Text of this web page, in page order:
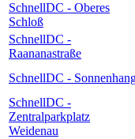
SchnellDC - Oberes
Schloß
SchnellDC -
Raananastraße
SchnellDC -
SchnellDC -
Zentralparkplatz
Weidenau